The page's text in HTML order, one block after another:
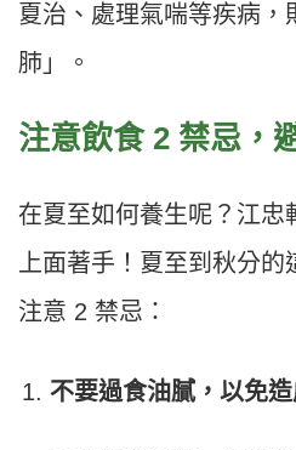
夏治、處理氣喘等疾病，
肺」。
注意飲食 2 禁忌，
在夏至如何養生呢？江忠
上面著手！夏至到秋分
注意 2 禁忌：
不要過食油膩，以免造